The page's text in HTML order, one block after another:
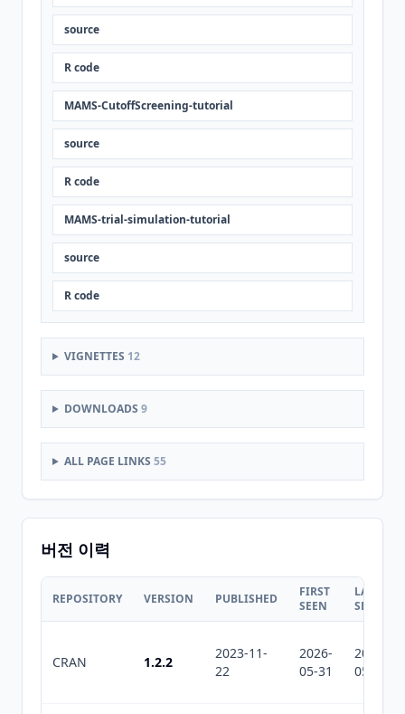
source
R code
MAMS-CutoffScreening-tutorial
source
R code
MAMS-trial-simulation-tutorial
source
R code
VIGNETTES 12
DOWNLOADS 9
ALL PAGE LINKS 55
버전 이력
REPOSITORY VERSION PUBLISHED
FIRST
SEEN
LAST
SEEN
CRAN 1.2.2
2023-11-
22
2026-
05-31
2026-
05-31